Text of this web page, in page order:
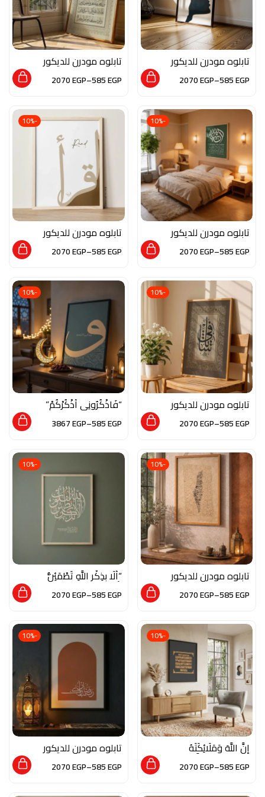
تابلوه مودرن للديكور
من الخشب الطبيعي
والزجاج بلمسه من
585EGP
–
2070EGP
تابلوه مودرن للديكور
من الخشب الطبيعي
والزجاج بلمسة من
585EGP
–
2070EGP
-10%
تابلوه مودرن للديكور
من الخشب الطبيعي
والزجاج بلمسه من
585EGP
–
2070EGP
-10%
تابلوه مودرن للديكور
من الخشب الطبيعي
والزجاج بلمسة من
585EGP
–
2070EGP
-10%
تابلوه مودرن للديكور
من الخشب الطبيعي
والزجاج بلمسة من
585EGP
–
2070EGP
-10%
“فَاذْكُرُونِي أَذْكُرْكُمْ”
585EGP
–
3867EGP
-10%
تابلوه مودرن للديكور
من الخشب الطبيعي
والزجاج بلمسة من فن
585EGP
–
2070EGP
-10%
“أَلَا بِذِكْرِ اللَّهِ تَطْمَئِنُّ
الْقُلُوبُ”
585EGP
–
2070EGP
-10%
إِنَّ اللَّهَ وَمَلَائِكَتَهُ
يُصَلُّونَ عَلَى النَّبِيِّ
585EGP
–
2070EGP
-10%
تابلوه مودرن للديكور
من الخشب الطبيعي و
الزجاج بلمسه من فن
585EGP
–
2070EGP